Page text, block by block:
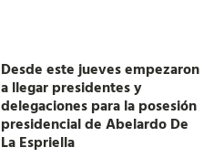
Desde este jueves empezaron
a llegar presidentes y
delegaciones para la posesión
presidencial de Abelardo De
La Espriella